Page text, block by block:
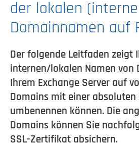
der lokalen
Domainnamen auf
Der folgende Leitfaden zeigt
internen/lokalen Namen von
Ihrem Exchange Server auf
Domains mit einer absoluten
umbenennen können. Die
Domains können Sie
SSL-Zertifikat absichern.